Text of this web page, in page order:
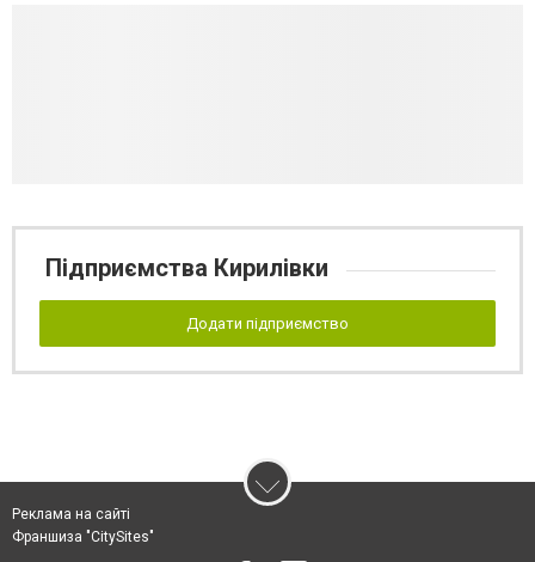
Підприємства Кирилівки
Додати підприємство
Реклама на сайті
Франшиза "CitySites"